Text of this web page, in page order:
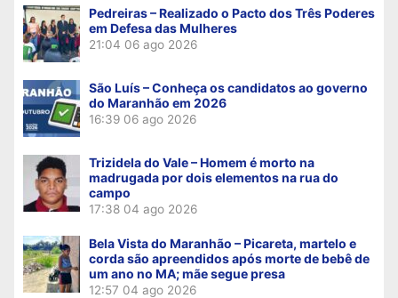
Pedreiras – Realizado o Pacto dos Três Poderes
em Defesa das Mulheres
21:04 06 ago 2026
São Luís – Conheça os candidatos ao governo
do Maranhão em 2026
16:39 06 ago 2026
Trizidela do Vale – Homem é morto na
madrugada por dois elementos na rua do
campo
17:38 04 ago 2026
Bela Vista do Maranhão – Picareta, martelo e
corda são apreendidos após morte de bebê de
um ano no MA; mãe segue presa
12:57 04 ago 2026